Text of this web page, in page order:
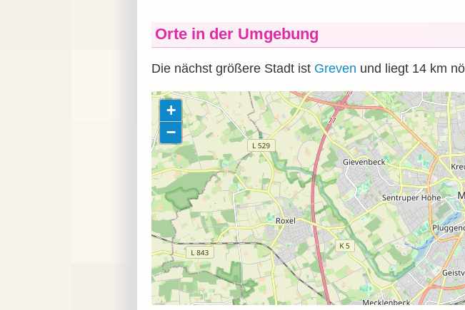
Orte in der Umgebung
Die nächst größere Stadt ist Greven und liegt 14 km